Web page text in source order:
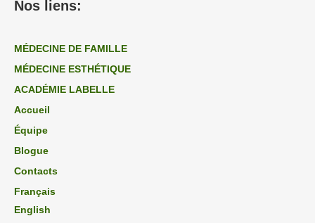
Nos liens:
MÉDECINE DE FAMILLE
MÉDECINE ESTHÉTIQUE
ACADÉMIE LABELLE
Accueil
Équipe
Blogue
Contacts
Français
English